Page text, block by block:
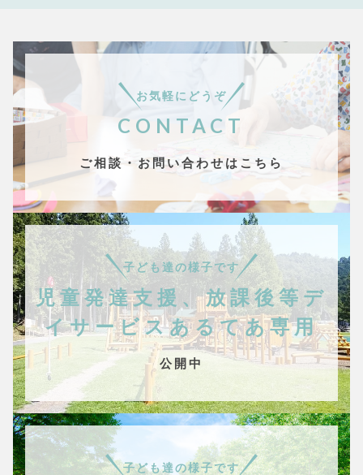
お気軽にどうぞ
CONTACT
ご相談・お問い合わせはこちら
子ども達の様子です
児童発達支援、放課後等デ
イサービスあるてあ専用
公開中
子ども達の様子です